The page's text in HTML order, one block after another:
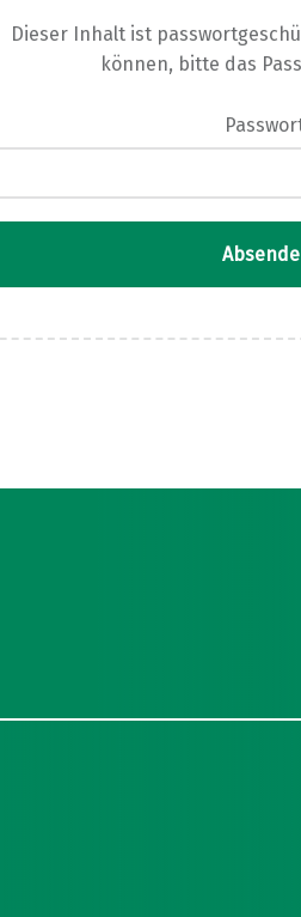
Dieser Inhalt ist
können, bitte das